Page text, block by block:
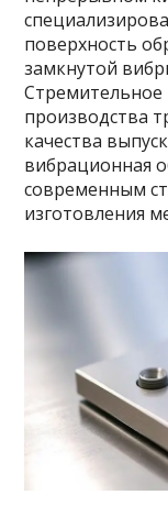
поверхность
замкнутой
производства
качества
вибрационная
современным
изготовления